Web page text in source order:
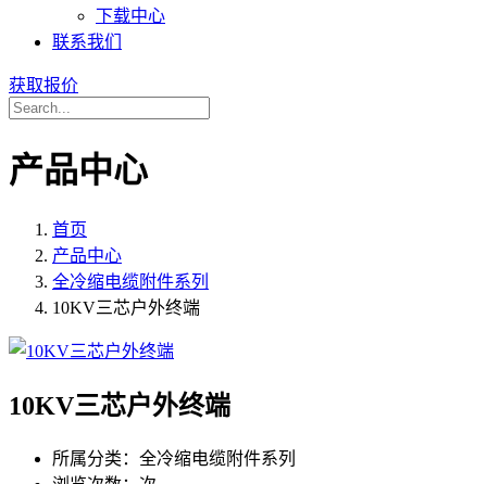
下载中心
联系我们
获取报价
产品中心
首页
产品中心
全冷缩电缆附件系列
10KV三芯户外终端
10KV三芯户外终端
所属分类： 全冷缩电缆附件系列